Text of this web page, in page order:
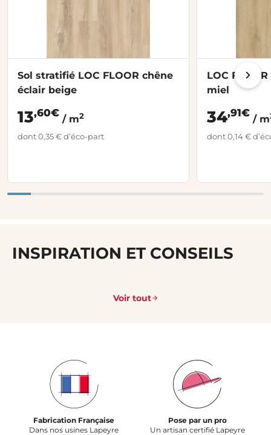
Sol stratifié LOC FLOOR chêne
éclair beige
13,60€
/ m2
dont 0,35 € d’éco-part
LOC
miel
34,91€
/ m
dont 0,14 €
INSPIRATION ET CONSEILS
Voir tout
Fabrication Française
Dans nos usines Lapeyre
Pose par un pro
Un artisan certifié Lapeyre